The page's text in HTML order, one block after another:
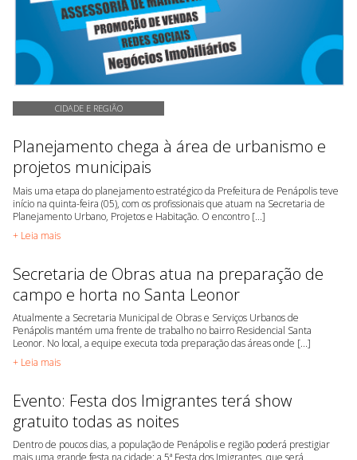
CIDADE E REGIÃO
Planejamento chega à área de urbanismo e
projetos municipais
Mais uma etapa do planejamento estratégico da Prefeitura de Penápolis teve
início na quinta-feira (05), com os profissionais que atuam na Secretaria de
Planejamento Urbano, Projetos e Habitação. O encontro [...]
+ Leia mais
Secretaria de Obras atua na preparação de
campo e horta no Santa Leonor
Atualmente a Secretaria Municipal de Obras e Serviços Urbanos de
Penápolis mantém uma frente de trabalho no bairro Residencial Santa
Leonor. No local, a equipe executa toda preparação das áreas onde [...]
+ Leia mais
Evento: Festa dos Imigrantes terá show
gratuito todas as noites
Dentro de poucos dias, a população de Penápolis e região poderá prestigiar